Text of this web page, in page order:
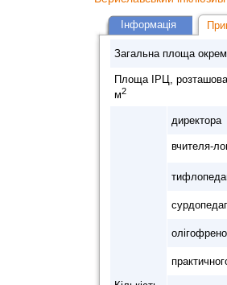
Інформація
Загальна площа
Площа ІРЦ,
м2
директора
вчителя-